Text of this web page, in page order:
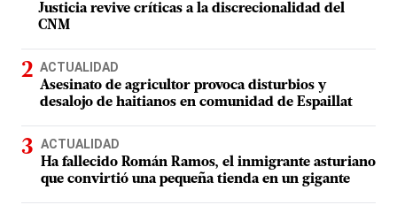
Justicia revive críticas a la discrecionalidad del
CNM
ACTUALIDAD
Asesinato de agricultor provoca disturbios y
desalojo de haitianos en comunidad de Espaillat
ACTUALIDAD
Ha fallecido Román Ramos, el inmigrante asturiano
que convirtió una pequeña tienda en un gigante